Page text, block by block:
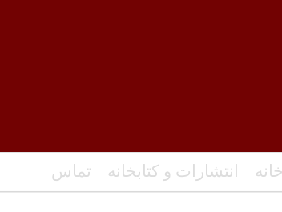
تماس انتشارات و کتابخانه خانه